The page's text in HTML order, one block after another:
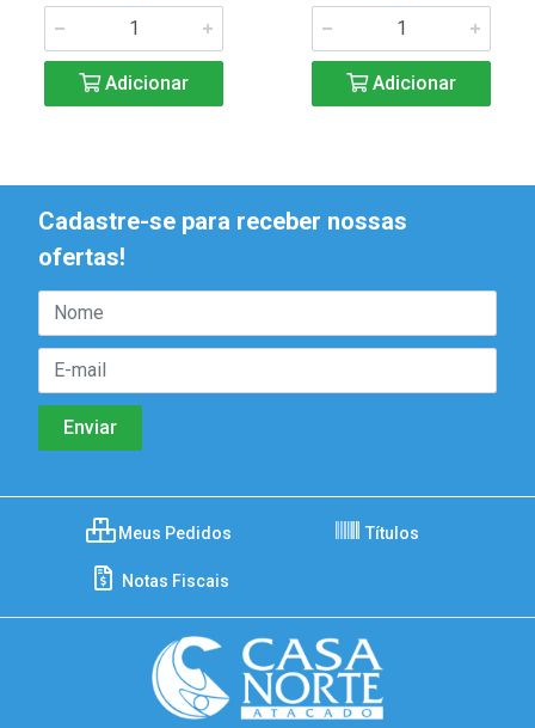
Adicionar Adicionar
Cadastre-se para receber nossas
ofertas!
Meus Pedidos Títulos
Notas Fiscais